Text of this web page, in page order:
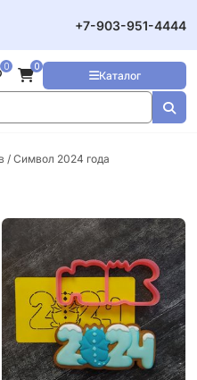
+7-903-951-4444
Каталог
0 0
/ Символ 2024 года